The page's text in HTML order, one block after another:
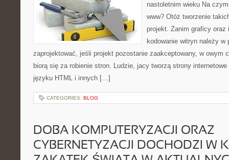
nastoletnim wieku Na
www? Otóż tworzenie
projekt. Zanim graficy
kodowanie witryn należy
zaprojektować, jeśli projekt pozostanie zaakceptowany, w owym
biorą się za robienie stron. Ludzie, jacy tworzą strony
języku HTML i innych […]
CATEGORIES: BLOG
DOBA KOMPUTERYZACJI ORAZ
CYBERNETYZACJI DOCHODZI W